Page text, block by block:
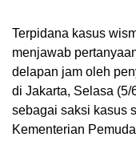
Terpidana kasus
menjawab
delapan jam oleh
di Jakarta, Selasa
sebagai saksi kasus
Kementerian